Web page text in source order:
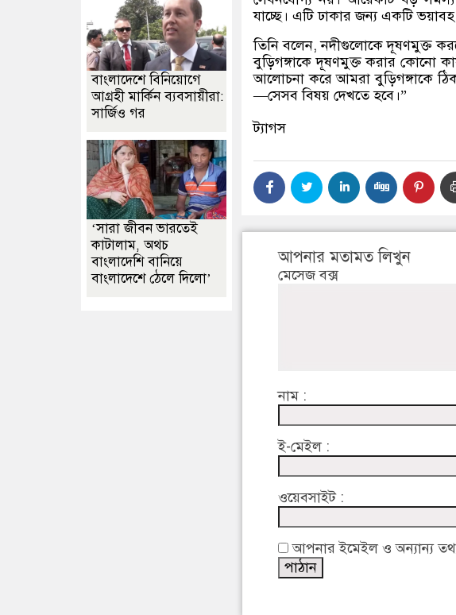
যাচ্ছে। এটি ঢাকার জন্য একটি
তিনি বলেন,নদীগুলোকে দূষণমুক্ত
বুড়িগঙ্গাকে দূষণমুক্ত করার কোনো
আলোচনা করে আমরা বুড়িগঙ্গাকে
—সেসব বিষয় দেখতে হবে।”
ট্যাগস
আপনার মতামত লিখুন
মেসেজ বক্স
নাম :
ই-মেইল :
ওয়েবসাইট :
আপনার ইমেইল ও অন্যান্য
বাংলাদেশে বিনিয়োগে
আগ্রহী মার্কিন ব্যবসায়ীরা:
সার্জিও গর
‘সারা জীবন ভারতেই
কাটালাম, অথচ
বাংলাদেশি বানিয়ে
বাংলাদেশে ঠেলে দিলো’